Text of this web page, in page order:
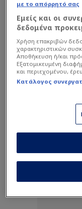
με το απόρρητό σας
Εμείς και οι
δεδομένα
Χρήση επακριβών
χαρακτηριστικών
Αποθήκευση ή/και
Εξατομικευμένη
και περιεχομένου,
Κατάλογος